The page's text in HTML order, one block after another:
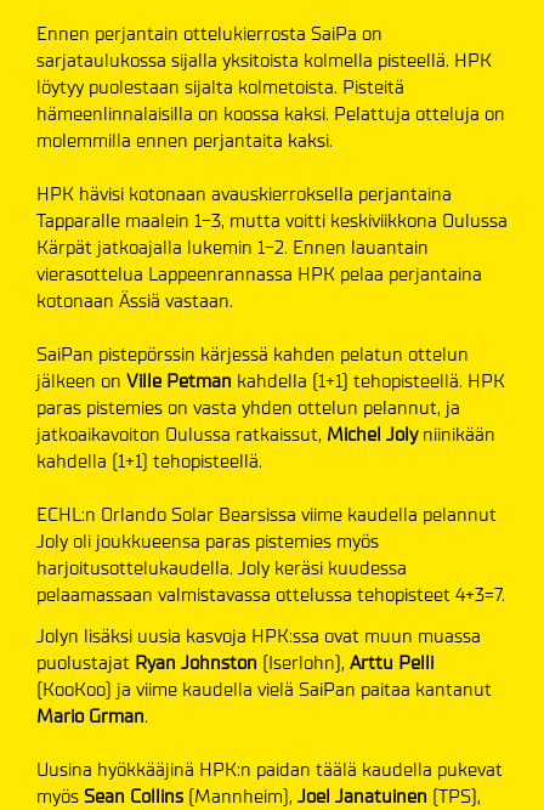
Ennen perjantain ottelukierrosta SaiPa on
sarjataulukossa sijalla yksitoista kolmella pisteellä. HPK
löytyy puolestaan sijalta kolmetoista. Pisteitä
hämeenlinnalaisilla on koossa kaksi. Pelattuja otteluja on
molemmilla ennen perjantaita kaksi.
HPK hävisi kotonaan avauskierroksella perjantaina
Tapparalle maalein 1-3, mutta voitti keskiviikkona Oulussa
Kärpät jatkoajalla lukemin 1-2. Ennen lauantain
vierasottelua Lappeenrannassa HPK pelaa perjantaina
kotonaan Ässiä vastaan.
SaiPan pistepörssin kärjessä kahden pelatun ottelun
jälkeen on Ville Petman kahdella (1+1) tehopisteellä. HPK
paras pistemies on vasta yhden ottelun pelannut, ja
jatkoaikavoiton Oulussa ratkaissut, Michel Jolyniinikään
kahdella (1+1) tehopisteellä.
ECHL:n Orlando Solar Bearsissa viime kaudella pelannut
Joly oli joukkueensa paras pistemies myös
harjoitusottelukaudella. Joly keräsi kuudessa
pelaamassaan valmistavassa ottelussa tehopisteet 4+3=7.
Jolyn lisäksi uusia kasvoja HPK:ssa ovat muun muassa
puolustajat Ryan Johnston (Iserlohn), Arttu Pelli
(KooKoo) ja viime kaudella vielä SaiPan paitaa kantanut
Mario Grman.
Uusina hyökkääjinä HPK:n paidan täälä kaudella pukevat
myös Sean Collins (Mannheim), Joel Janatuinen (TPS),